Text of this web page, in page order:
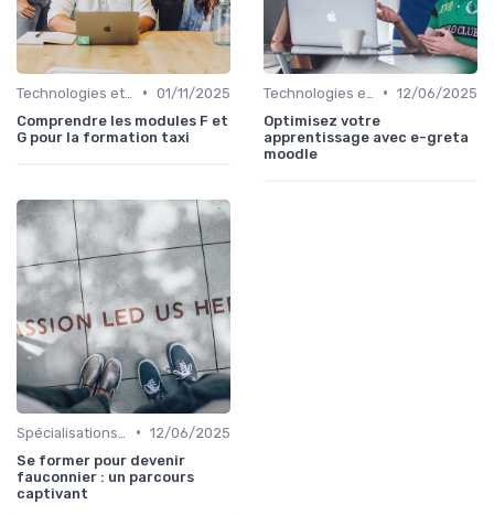
• 01/11/2025
Comprendre les modules F et
G pour la formation taxi
• 12/06/2025
Optimisez votre
apprentissage avec e-greta
moodle
• 12/06/2025
Se former pour devenir
fauconnier : un parcours
captivant